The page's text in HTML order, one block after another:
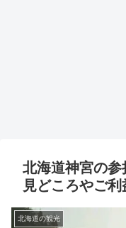
北海道神宮の参
見どころやご利
北海道の観光